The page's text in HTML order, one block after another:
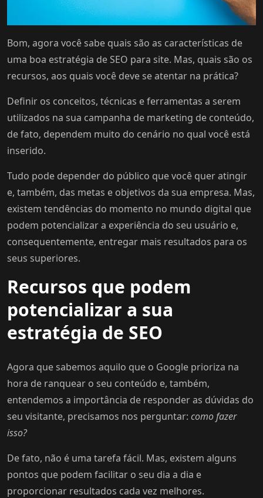
Bom, agora você sabe quais são as características de
uma boa estratégia de SEO para site. Mas, quais são os
recursos, aos quais você deve se atentar na prática?
Definir os conceitos, técnicas e ferramentas a serem
utilizados na sua campanha de marketing de conteúdo,
de fato, dependem muito do cenário no qual você está
inserido.
Tudo pode depender do público que você quer atingir
e, também, das metas e objetivos da sua empresa. Mas,
existem tendências do momento no mundo digital que
podem potencializar a experiência do seu usuário e,
consequentemente, entregar mais resultados para os
seus superiores.
Recursos que podem
potencializar a sua
estratégia de SEO
Agora que sabemos aquilo que o Google prioriza na
hora de ranquear o seu conteúdo e, também,
entendemos a importância de responder as dúvidas do
seu visitante, precisamos nos perguntar: como fazer
isso?
De fato, não é uma tarefa fácil. Mas, existem alguns
pontos que podem facilitar o seu dia a dia e
proporcionar resultados cada vez melhores.